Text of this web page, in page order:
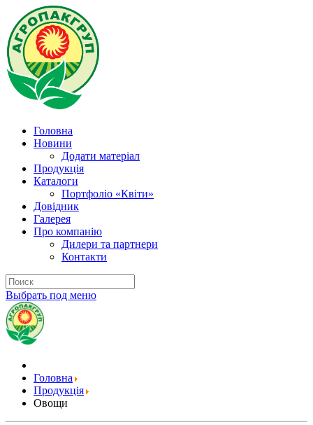
Головна
Новини
Додати матеріал
Продукція
Каталоги
Портфоліо «Квіти»
Довідник
Галерея
Про компанію
Дилери та партнери
Контакти
Выбрать под меню
Головна
Продукція
Овощи